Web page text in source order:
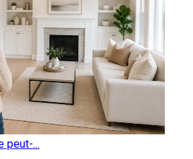
peut-...